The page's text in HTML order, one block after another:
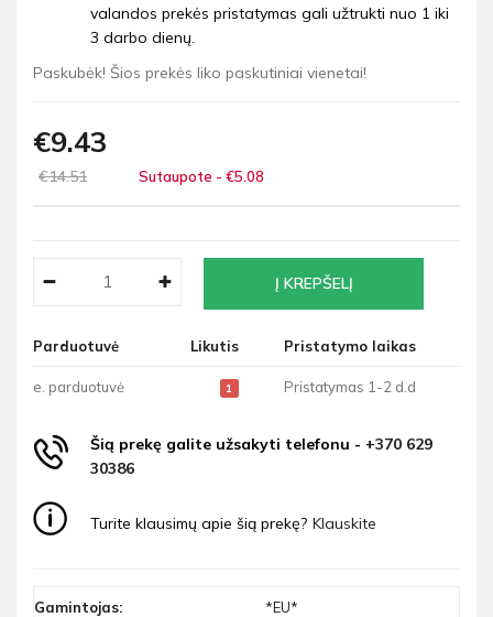
valandos prekės pristatymas gali užtrukti nuo 1 iki
3 darbo dienų.
Paskubėk! Šios prekės liko paskutiniai vienetai!
€9 43
€1451 Sutaupote - €5 08
Parduotuvė Likutis Pristatymo laikas
e. parduotuvė 1 Pristatymas 1-2 d.d
Šią prekę galite užsakyti telefonu - +370 629
30386
Turite klausimų apie šią prekę? Klauskite
Gamintojas: *EU*